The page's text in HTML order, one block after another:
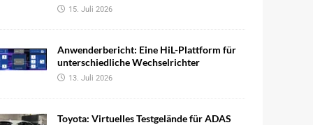
15. Juli 2026
Anwenderbericht: Eine HiL-Plattform für
unterschiedliche Wechselrichter
13. Juli 2026
Toyota: Virtuelles Testgelände für ADAS